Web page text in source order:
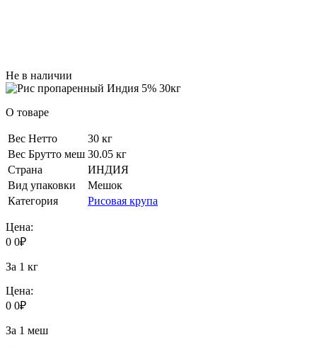
Не в наличии
О товаре
Вес Нетто
30 кг
Вес Брутто меш 30.05 кг
Страна
ИНДИЯ
Вид упаковки
Мешок
Категория
Рисовая крупа
Цена:
0 0₽
За 1 кг
Цена:
0 0₽
За 1 меш